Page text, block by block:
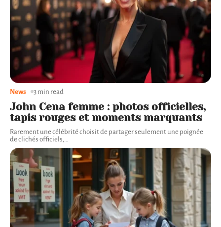
John Cena femme : photos officielles,
tapis rouges et moments marquants
Rarement une célébrité choisit de partager seulement une poignée
de clichés officiels,
News 3 min read